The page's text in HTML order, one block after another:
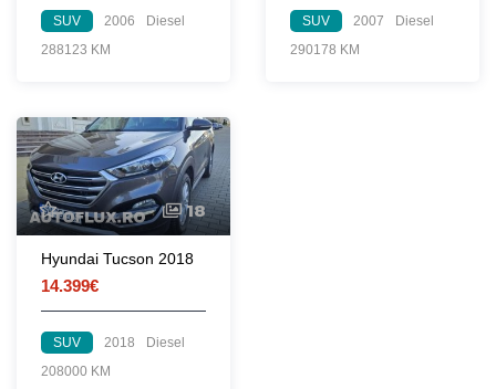
SUV 2006
Diesel
288123 KM
SUV 2007
Diesel
290178 KM
18
Hyundai Tucson 2018
14.399€
SUV 2018
Diesel
208000 KM